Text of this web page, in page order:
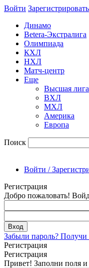
Войти
Динамо
Betera-Экстралига
Олимпиада
КХЛ
НХЛ
Матч-центр
Еще
Высшая лига
ВХЛ
МХЛ
Америка
Европа
Поиск
Войти /
Регистрация
Добро пожаловать!
Забыли пароль?
Регистрация
Регистрация
Привет! Заполни поля и